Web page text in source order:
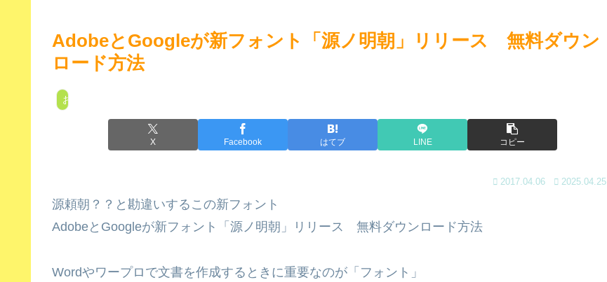
AdobeとGoogleが新フォント「源ノ明朝」リリース 無料ダウン
ロード方法
お役立ち
X Facebook はてブ LINE コピー
2017.04.06 2025.04.25
源頼朝？？と勘違いするこの新フォント
AdobeとGoogleが新フォント「源ノ明朝」リリース 無料ダウンロード方法
Wordやワープロで文書を作成するときに重要なのが「フォント」